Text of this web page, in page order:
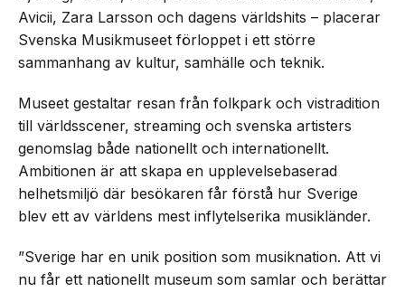
Avicii, Zara Larsson och dagens världshits – placerar
Svenska Musikmuseet förloppet i ett större
sammanhang av kultur, samhälle och teknik.
Museet gestaltar resan från folkpark och vistradition
till världsscener, streaming och svenska artisters
genomslag både nationellt och internationellt.
Ambitionen är att skapa en upplevelsebaserad
helhetsmiljö där besökaren får förstå hur Sverige
blev ett av världens mest inflytelserika musikländer.
”Sverige har en unik position som musiknation. Att vi
nu får ett nationellt museum som samlar och berättar